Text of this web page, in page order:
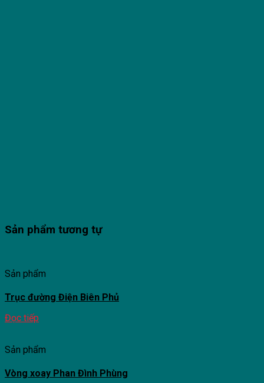
Sản phẩm tương tự
Sản phẩm
Trục đường Điện Biên Phủ
Đọc tiếp
Sản phẩm
Vòng xoay Phan Đình Phùng